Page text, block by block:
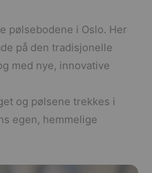
pølsebodene i Oslo. Her
på den tradisjonelle
med nye, innovative
og pølsene trekkes i
egen, hemmelige